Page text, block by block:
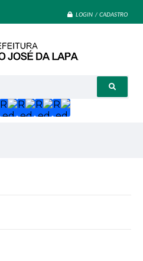
LOGIN / CADASTRO